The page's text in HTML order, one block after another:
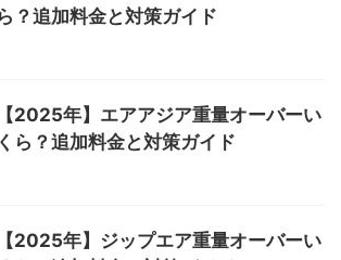
ら？追加料金と対策ガイド
【2025年】エアアジア重量オーバーい
くら？追加料金と対策ガイド
【2025年】ジップエア重量オーバーい